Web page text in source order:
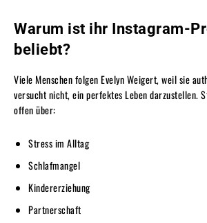
Warum ist ihr Instagram-
beliebt?
Viele Menschen folgen Evelyn Weigert, weil sie
versucht nicht, ein perfektes Leben darzustellen.
offen über:
Stress im Alltag
Schlafmangel
Kindererziehung
Partnerschaft